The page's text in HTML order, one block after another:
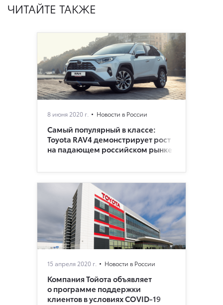
ЧИТАЙТЕ ТАКЖЕ
8 июня 2020 г. Новости в России
Самый популярный в классе:
Toyota RAV4 демонстрирует рост
на падающем российском рынке
15 апреля 2020 г. Новости в России
Компания Тойота объявляет
о программе поддержки
клиентов в условиях COVID-19